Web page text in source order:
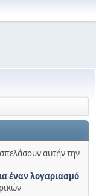
αυτήν την
έναν λογαριασμό